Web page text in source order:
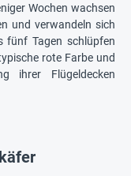
Wochen wachsen
und verwandeln sich
fünf Tagen schlüpfen
rote Farbe und
ihrer Flügeldecken